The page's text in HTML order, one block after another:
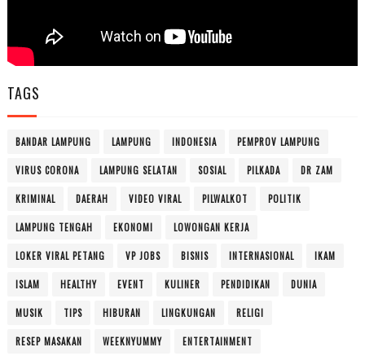
TAGS
BANDAR LAMPUNG LAMPUNG INDONESIA PEMPROV LAMPUNG
VIRUS CORONA LAMPUNG SELATAN SOSIAL PILKADA DR ZAM
KRIMINAL DAERAH VIDEO VIRAL PILWALKOT POLITIK
LAMPUNG TENGAH EKONOMI LOWONGAN KERJA
LOKER VIRAL PETANG VP JOBS BISNIS INTERNASIONAL IKAM
ISLAM HEALTHY EVENT KULINER PENDIDIKAN DUNIA
MUSIK TIPS HIBURAN LINGKUNGAN RELIGI
RESEP MASAKAN WEEKNYUMMY ENTERTAINMENT